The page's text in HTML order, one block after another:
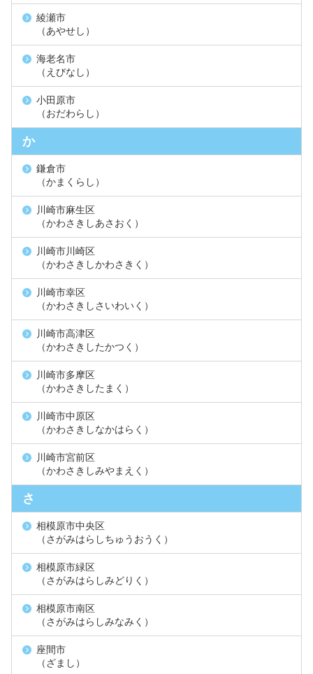
綾瀬市
（あやせし）
海老名市
（えびなし）
小田原市
（おだわらし）
か
鎌倉市
（かまくらし）
川崎市麻生区
（かわさきしあさおく）
川崎市川崎区
（かわさきしかわさきく）
川崎市幸区
（かわさきしさいわいく）
川崎市高津区
（かわさきしたかつく）
川崎市多摩区
（かわさきしたまく）
川崎市中原区
（かわさきしなかはらく）
川崎市宮前区
（かわさきしみやまえく）
さ
相模原市中央区
（さがみはらしちゅうおうく）
相模原市緑区
（さがみはらしみどりく）
相模原市南区
（さがみはらしみなみく）
座間市
（ざまし）